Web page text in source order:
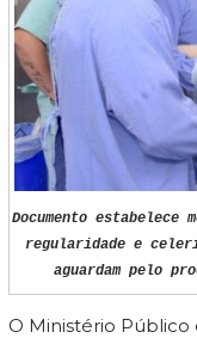
Documento
regularidade e
aguardam pelo
O Ministério Público